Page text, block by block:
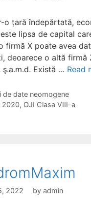
o țară îndepărtată,
lipsa de capital
firmă X poate avea
deoarece o altă
Există … Read
de date neomogene
2020, OJI Clasa VIII-a
2022 by admin